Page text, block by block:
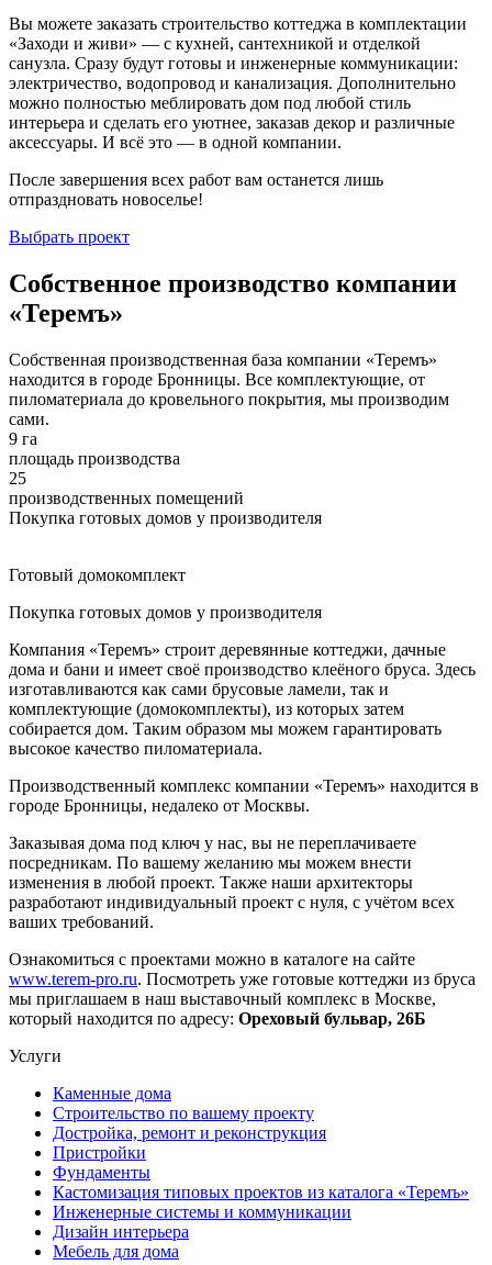
Вы можете заказать строительство коттеджа в комплектации
«Заходи и живи» — с кухней, сантехникой и отделкой
санузла. Сразу будут готовы и инженерные коммуникации:
электричество, водопровод и канализация. Дополнительно
можно полностью меблировать дом под любой стиль
интерьера и сделать его уютнее, заказав декор и различные
аксессуары. И всё это — в одной компании.
После завершения всех работ вам останется лишь
отпраздновать новоселье!
Выбрать проект
Собственное производство компании
«Теремъ»
Собственная производственная база компании «Теремъ»
находится в городе Бронницы. Все комплектующие, от
пиломатериала до кровельного покрытия, мы производим
сами.
9 га
площадь производства
25
производственных помещений
Покупка готовых домов у производителя
Готовый домокомплект
Покупка готовых домов у производителя
Компания «Теремъ» строит деревянные коттеджи, дачные
дома и бани и имеет своё производство клеёного бруса. Здесь
изготавливаются как сами брусовые ламели, так и
комплектующие (домокомплекты), из которых затем
собирается дом. Таким образом мы можем гарантировать
высокое качество пиломатериала.
Производственный комплекс компании «Теремъ» находится в
городе Бронницы, недалеко от Москвы.
Заказывая дома под ключ у нас, вы не переплачиваете
посредникам. По вашему желанию мы можем внести
изменения в любой проект. Также наши архитекторы
разработают индивидуальный проект с нуля, с учётом всех
ваших требований.
Ознакомиться с проектами можно в каталоге на сайте
www.terem-pro.ru. Посмотреть уже готовые коттеджи из бруса
мы приглашаем в наш выставочный комплекс в Москве,
который находится по адресу: Ореховый бульвар, 26Б
Услуги
Каменные дома
Строительство по вашему проекту
Достройка, ремонт и реконструкция
Пристройки
Фундаменты
Кастомизация типовых проектов из каталога «Теремъ»
Инженерные системы и коммуникации
Дизайн интерьера
Мебель для дома